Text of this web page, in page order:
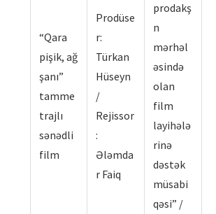
“Qara
pişik, ağ
şanı”
tamme
trajlı
sənədli
film
Prodüse
r:
Türkan
Hüseyn
/
Rejissor
:
Ələmda
r Faiq
prodakş
n
mərhəl
əsində
olan
film
layihələ
rinə
dəstək
müsabi
qəsi” /